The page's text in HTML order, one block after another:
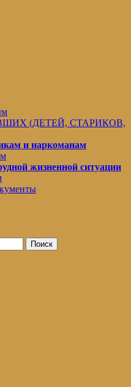
(ДЕТЕЙ, СТАРИКОВ,
и наркоманам
жизненной ситуации
Поиск